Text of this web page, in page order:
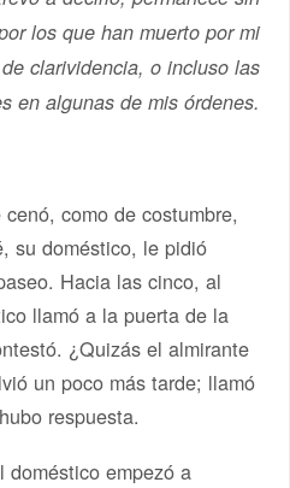
los que han muerto por mi
clarividencia, o incluso las
en algunas de mis órdenes.
como de costumbre,
su doméstico, le pidió
Hacia las cinco, al
llamó a la puerta de la
¿Quizás el almirante
un poco más tarde; llamó
respuesta.
doméstico empezó a